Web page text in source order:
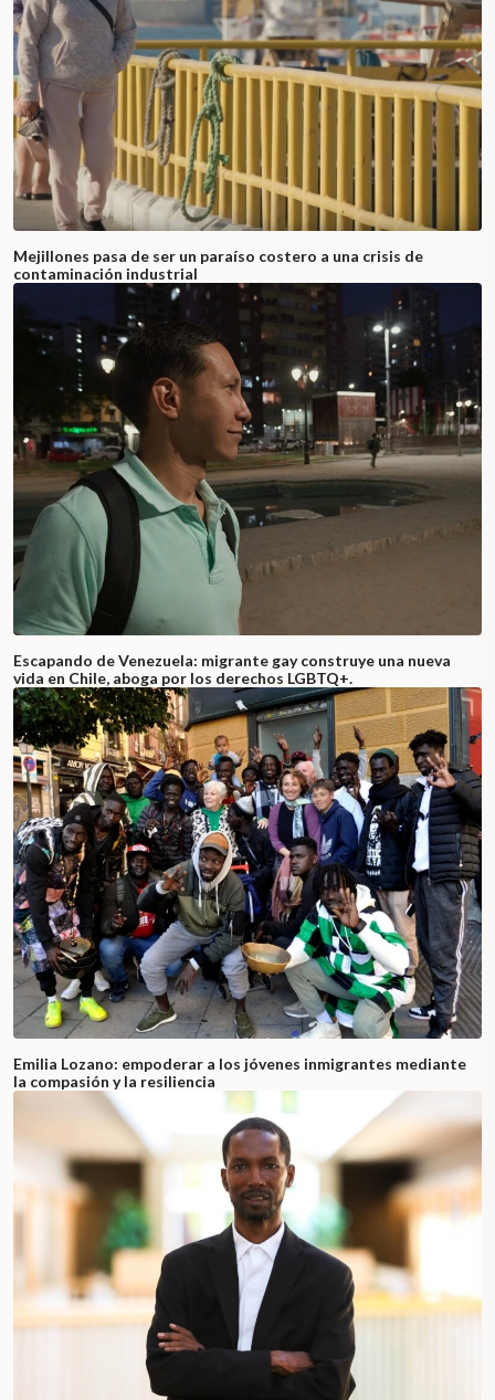
Mejillones pasa de ser un paraíso costero a una crisis de
contaminación industrial
Escapando de Venezuela: migrante gay construye una nueva
vida en Chile, aboga por los derechos LGBTQ+.
Emilia Lozano: empoderar a los jóvenes inmigrantes mediante
la compasión y la resiliencia